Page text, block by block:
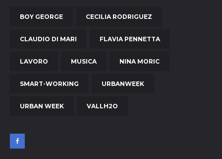
BOY GEORGE CECILIA RODRIGUEZ
CLAUDIO DI MARI FLAVIA PENNETTA
LAVORO MUSICA NINA MORIC
SMART-WORKING URBANWEEK
URBAN WEEK VALLH2O